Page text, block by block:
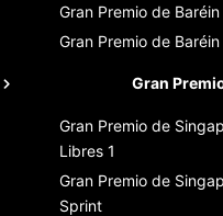
Gran Premio de
Gran Premio de
Gran
Gran Premio de
Libres 1
Gran Premio de
Sprint